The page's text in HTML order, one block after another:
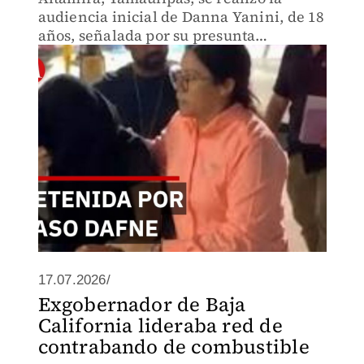
audiencia inicial de Danna Yanini, de 18
años, señalada por su presunta
involucración en el caso Dafne.
Autoridades definirán su situación legal.
17.07.2026/
Exgobernador de Baja
California lideraba red de
contrabando de combustible